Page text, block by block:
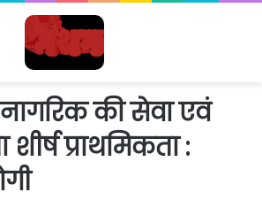
की सेवा एवं
प्राथमिकता :